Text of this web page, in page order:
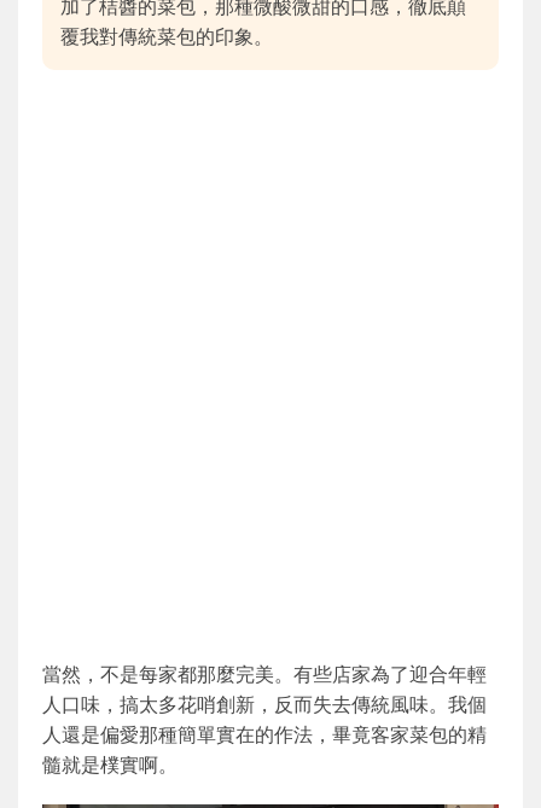
加了桔醬的菜包，那種微酸微甜的口感，徹底顛
覆我對傳統菜包的印象。
當然，不是每家都那麼完美。有些店家為了迎合年輕
人口味，搞太多花哨創新，反而失去傳統風味。我個
人還是偏愛那種簡單實在的作法，畢竟客家菜包的精
髓就是樸實啊。